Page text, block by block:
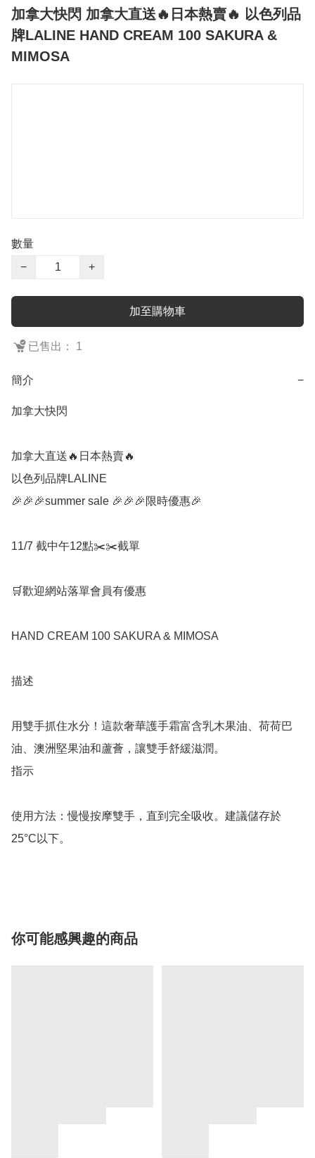
加拿大快閃 加拿大直送🔥日本熱賣🔥 以色列品
牌LALINE HAND CREAM 100 SAKURA &
MIMOSA
數量
−
+
加至購物車
已售出： 1
簡介 −
加拿大快閃
加拿大直送🔥日本熱賣🔥
以色列品牌LALINE
🎉🎉🎉summer sale 🎉🎉🎉限時優惠🎉
11/7 截中午12點✂️✂️截單
🛒歡迎網站落單會員有優惠
HAND CREAM 100 SAKURA & MIMOSA
描述
用雙手抓住水分！這款奢華護手霜富含乳木果油、荷荷巴
油、澳洲堅果油和蘆薈，讓雙手舒緩滋潤。
指示
使用方法：慢慢按摩雙手，直到完全吸收。建議儲存於
25°C以下。
你可能感興趣的商品